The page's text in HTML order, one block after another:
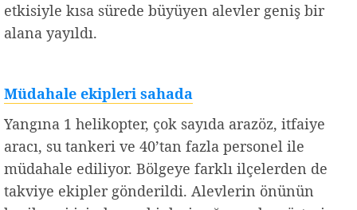
etkisiyle kısa sürede büyüyen alevler geniş bir
alana yayıldı.
Müdahale ekipleri sahada
Yangına 1 helikopter, çok sayıda arazöz, itfaiye
aracı, su tankeri ve 40’tan fazla personel ile
müdahale ediliyor. Bölgeye farklı ilçelerden de
takviye ekipler gönderildi. Alevlerin önünün